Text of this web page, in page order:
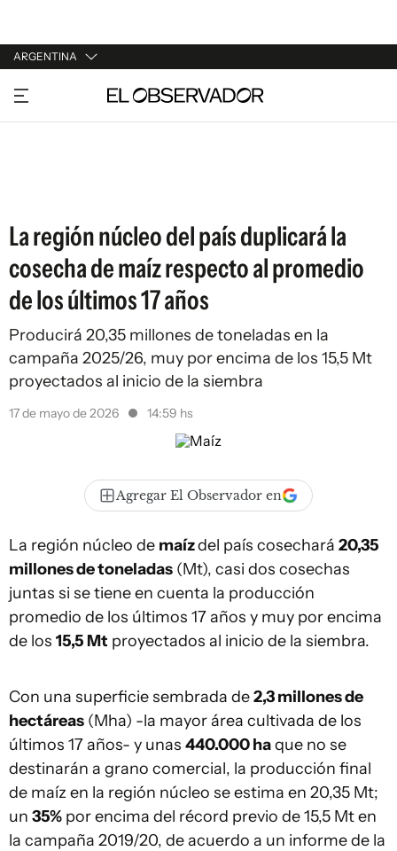
ARGENTINA
URUGUAY
ARGENTINA
La región núcleo del país duplicará la
cosecha de maíz respecto al promedio
de los últimos 17 años
Producirá 20,35 millones de toneladas en la
campaña 2025/26, muy por encima de los 15,5 Mt
proyectados al inicio de la siembra
17 de mayo de 2026 14:59 hs
Agregar El Observador en
La región núcleo de maízdel país cosechará 20,35
millones de toneladas (Mt), casi dos cosechas
juntas si se tiene en cuenta la producción
promedio de los últimos 17 años y muy por encima
de los 15,5 Mt proyectados al inicio de la siembra.
Con una superficie sembrada de2,3 millones de
hectáreas (Mha) -la mayor área cultivada de los
últimos 17 años- y unas 440.000 haque no se
destinarán a grano comercial, la producción final
de maíz en la región núcleo se estima en 20,35 Mt;
un 35% por encima del récord previo de 15,5 Mt en
la campaña 2019/20, de acuerdo a un informe de la